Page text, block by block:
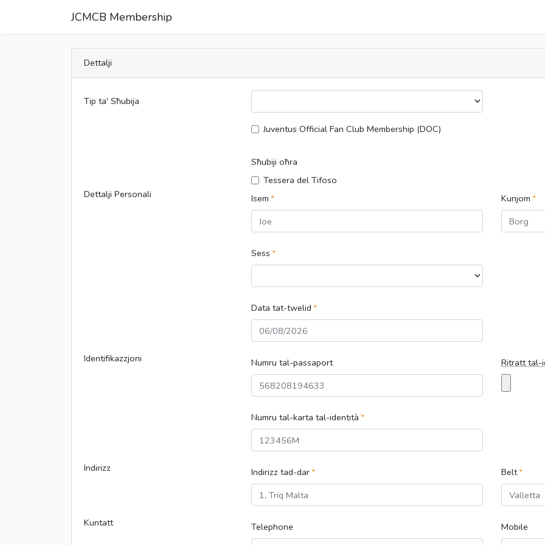
JCMCB Membership
Dettalji
Tip ta' Sħubija
Juventus Official Fan Club Membership (DOC)
Sħubiji oħra
Tessera del Tifoso
Dettalji Personali
Isem Kunjom
Sess
Data tat-twelid
Identifikazzjoni Numru tal-passaport Ritratt tal-
Numru tal-karta tal-identità
Indirizz Indirizz tad-dar Belt
Kuntatt Telephone Mobile